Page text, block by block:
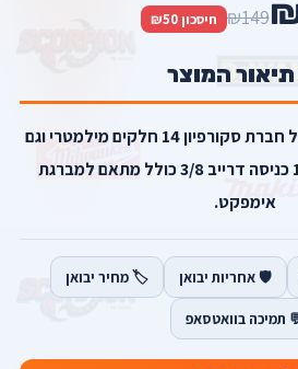
₪149 חיסכון ₪50
המוצר
סט חולץ ברגים ואומים של חברת סקורפיון 14 חלקים מילמטרי וגם
אינצ׳ים ממידה 8 עד 19 כניסה דרייב 3/8 כולל מתאם למברגת
אימפקט.
🛡️ אחריות יבואן 🏷️ מחיר יבואן
תמיכה בוואטסאפ